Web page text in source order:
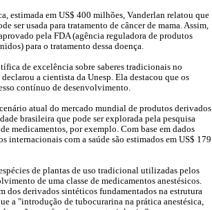
estimada em US$ 400 milhões, Vanderlan relatou que
ser usada para tratamento de câncer de mama. Assim,
pela FDA (agência reguladora de produtos
para o tratamento dessa doença.
de excelência sobre saberes tradicionais no
a cientista da Unesp. Ela destacou que os
contínuo de desenvolvimento.
atual do mercado mundial de produtos derivados
brasileira que pode ser explorada pela pesquisa
medicamentos, por exemplo. Com base em dados
internacionais com a saúde são estimados em US$ 179
de plantas de uso tradicional utilizadas pelos
de uma classe de medicamentos anestésicos.
dos derivados sintéticos fundamentados na estrutura
a "introdução de tubocurarina na prática anestésica,